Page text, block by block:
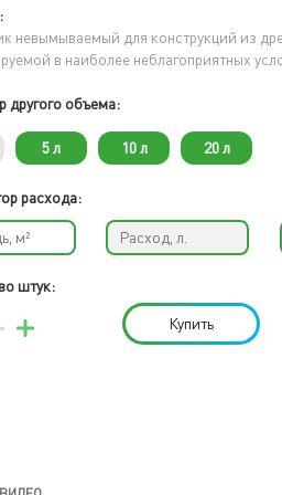
невымываемый для конструкций из
в наиболее неблагоприятных
другого объема:
5 л 10 л 20 л
расхода:
штук:
Купить